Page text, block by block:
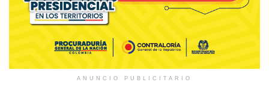
ANUNCIO PUBLICITARIO